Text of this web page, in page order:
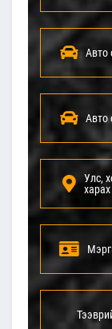
Авто
Авто
Улс,
харах